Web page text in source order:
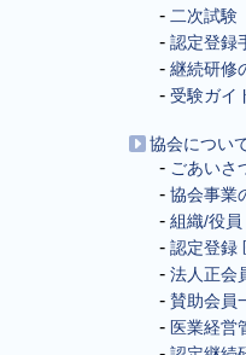
二次試験
認定登録
継続研修
受験ガイ
協会につい
ごあいさ
協会事業
組織/役員
認定登録
法人正会
賛助会員
医業経営